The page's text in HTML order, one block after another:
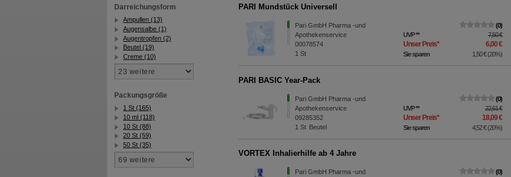
Darreichungsform
Ampullen (13)
Augensalbe (1)
Augentropfen (2)
Beutel (19)
Creme (10)
Packungsgröße
1 St (165)
10 ml (118)
10 St (88)
20 St (59)
50 St (35)
PARI Mundstück Universell
Pari GmbH Pharma -und
Apothekenservice
00078574
1St
0
UVP** 7,50 €
Unser Preis* 6,00 €
Sie sparen 1,50 €(20%)
PARI BASIC Year-Pack
Pari GmbH Pharma -und
Apothekenservice
09285352
1St Beutel
0
UVP** 22,61 €
Unser Preis* 18,09 €
Sie sparen 4,52 €(20%)
VORTEX Inhalierhilfe ab 4 Jahre
Pari GmbH Pharma -und
0